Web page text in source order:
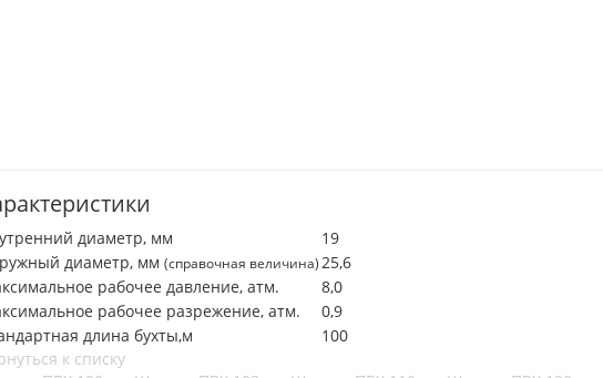
диаметр, мм
19
диаметр, мм (справочная величина)25,6
рабочее давление, атм.
8,0
рабочее разрежение, атм.
0,9
длина бухты,м
100
к списку